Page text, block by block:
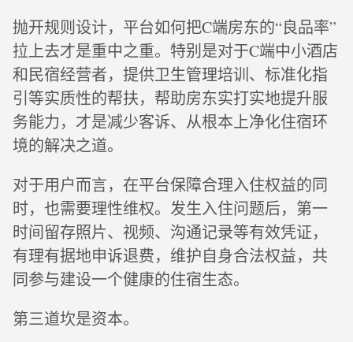
抛开规则设计，平台如何把C端房东的“良品率”
拉上去才是重中之重。特别是对于C端中小酒店
和民宿经营者，提供卫生管理培训、标准化指
引等实质性的帮扶，帮助房东实打实地提升服
务能力，才是减少客诉、从根本上净化住宿环
境的解决之道。
对于用户而言，在平台保障合理入住权益的同
时，也需要理性维权。发生入住问题后，第一
时间留存照片、视频、沟通记录等有效凭证，
有理有据地申诉退费，维护自身合法权益，共
同参与建设一个健康的住宿生态。
第三道坎是资本。